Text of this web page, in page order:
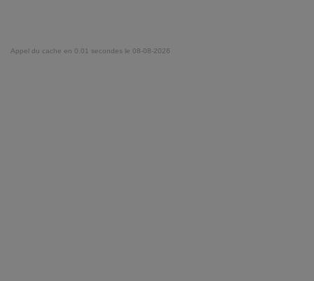
Appel du cache en 0.01 secondes le 08-08-2026